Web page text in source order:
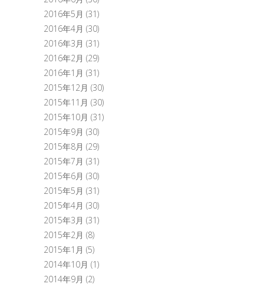
2016年5月 (31)
2016年4月 (30)
2016年3月 (31)
2016年2月 (29)
2016年1月 (31)
2015年12月 (30)
2015年11月 (30)
2015年10月 (31)
2015年9月 (30)
2015年8月 (29)
2015年7月 (31)
2015年6月 (30)
2015年5月 (31)
2015年4月 (30)
2015年3月 (31)
2015年2月 (8)
2015年1月 (5)
2014年10月 (1)
2014年9月 (2)